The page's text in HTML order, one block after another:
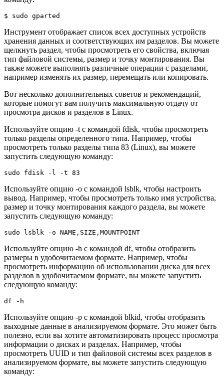
$ sudo gparted
Инструмент отображает список всех доступных устройств
хранения данных и соответствующих им разделов. Вы можете
щелкнуть раздел, чтобы просмотреть его свойства, включая
тип файловой системы, размер и точку монтирования. Вы
также можете выполнять различные операции с разделами,
например изменять их размер, перемещать или копировать.
Вот несколько дополнительных советов и рекомендаций,
которые помогут вам получить максимальную отдачу от
просмотра дисков и разделов в Linux.
Используйте опцию -t с командой fdisk, чтобы просмотреть
только разделы определенного типа. Например, чтобы
просмотреть только разделы типа 83 (Linux), вы можете
запустить следующую команду:
sudo fdisk -l -t 83
Используйте опцию -o с командой lsblk, чтобы настроить
вывод. Например, чтобы просмотреть только имя устройства,
размер и точку монтирования каждого раздела, вы можете
запустить следующую команду:
sudo lsblk -o NAME,SIZE,MOUNTPOINT
Используйте опцию -h с командой df, чтобы отобразить
размеры в удобочитаемом формате. Например, чтобы
просмотреть информацию об использовании диска для всех
разделов в удобочитаемом формате, вы можете запустить
следующую команду:
df -h
Используйте опцию -p с командой blkid, чтобы отобразить
выходные данные в анализируемом формате. Это может быть
полезно, если вы хотите автоматизировать процесс просмотра
информации о дисках и разделах. Например, чтобы
просмотреть UUID и тип файловой системы всех разделов в
анализируемом формате, вы можете запустить следующую
команду: